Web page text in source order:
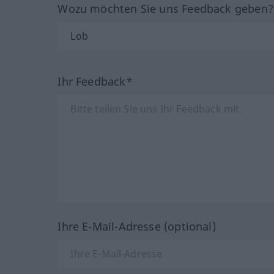
Wozu möchten Sie uns Feedback
Ihr Feedback*
Ihre E-Mail-Adresse (optional)